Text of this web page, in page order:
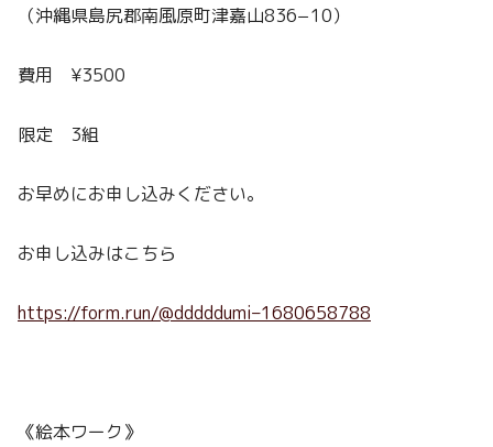
（沖縄県島尻郡南風原町津嘉山836−10）
費用 ¥3500
限定 3組
お早めにお申し込みください。
お申し込みはこちら
https://form.run/@dddddumi–1680658788
《絵本ワーク》